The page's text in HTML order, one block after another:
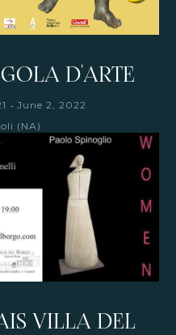
D'ARTE
- June 2, 2022
(NA)
VILLA DEL